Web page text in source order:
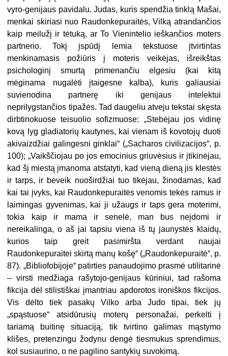
vyro-genijaus pavidalu. Judas, kuris spendžia tinklą Mašai,
menkai skiriasi nuo Raudonkepuraitės, Vilką atrandančios
kaip meilužį ir tėtuką, ar To Vienintelio ieškančios moters
partnerio. Tokį įspūdį lemia tekstuose įtvirtintas
menkinamasis požiūris į moteris veikėjas, išreikštas
psichologinį smurtą primenančiu elgesiu (kai kitą
mėginama nugalėti įtaigesne kalba), kuris galiausiai
suvienodina partnerę iki genijaus intelektui
neprilygstančios tipažės. Tad daugeliu atveju tekstai skęsta
dirbtinokuose teisuolio sofizmuose: „Stebėjau jos vidinę
kovą lyg gladiatorių kautynes, kai vienam iš kovotojų duoti
akivaizdžiai galingesni ginklai“ („Sacharos civilizacijos“, p.
100); „Vaikščiojau po jos emocinius griuvėsius ir įtikinėjau,
kad šį miestą įmanoma atstatyti, kad vieną dieną jis klestės
ir tarps, ir beveik nuoširdžiai tuo tikėjau, žinodamas, kad
kai tai įvyks, kai Raudonkepuraitės venomis tekės ramus ir
laimingas gyvenimas, kai ji užaugs ir taps gera moterimi,
tokia kaip ir mama ir senelė, man bus neįdomi ir
nereikalinga, o aš jai tapsiu viena iš tų jaunystės klaidų,
kurios taip greit pasimiršta verdant naujai
Raudonkepuraitei skirtą manų košę“ („Raudonkepuraitė“, p.
87). „Bibliofobijoje“ patirties panaudojimo prasmė utilitarinė
– virsti medžiaga rašytojo-genijaus kūriniui, tad rašoma
fikcija dėl stilistiškai įmantriau apdorotos ironiškos fikcijos.
Vis dėlto tiek pasakų Vilko arba Judo tipai, tiek jų
„spąstuose“ atsidūrusių moterų personažai, perkelti į
tariamą buitinę situaciją, tik tvirtino galimas mąstymo
klišes, pretenzingu žodynu dengė tiesmukus sprendimus,
kol susiaurino, o ne pagilino santykių suvokimą.